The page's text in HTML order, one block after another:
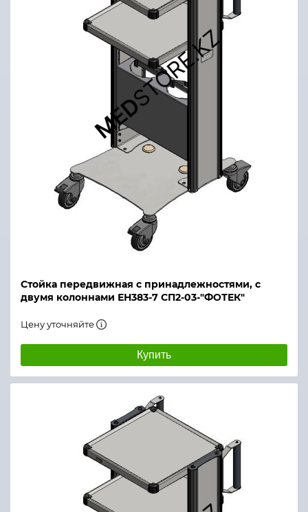
Стойка передвижная с принадлежностями, с
двумя колоннами ЕН383-7 СП2-03-"ФОТЕК"
Цену уточняйте
Купить